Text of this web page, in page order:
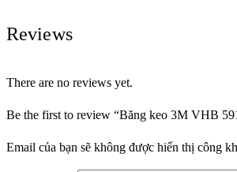
Reviews
There are no reviews yet.
Be the first to review “Băng keo 3M VHB
Email của bạn sẽ không được hiển thị công